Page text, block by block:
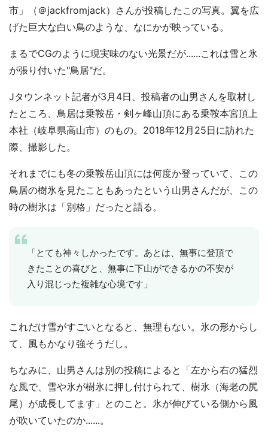
市」（＠jackfromjack）さんが投稿したこの写真。翼を広
げた巨大な白い鳥のような、なにかが映っている。
まるでCGのように現実味のない光景だが......これは雪と氷
が張り付いた"鳥居"だ。
Jタウンネット記者が3月4日、投稿者の山男さんを取材し
たところ、鳥居は乗鞍岳・剣ヶ峰山頂にある乗鞍本宮頂上
本社（岐阜県高山市）のもの。2018年12月25日に訪れた
際、撮影した。
それまでにも冬の乗鞍岳山頂には何度か登っていて、この
鳥居の樹氷を見たこともあったという山男さんだが、この
時の樹氷は「別格」だったと語る。
「とても神々しかったです。あとは、無事に登頂で
きたことの喜びと、無事に下山ができるかの不安が
入り混じった複雑な心境です」
これだけ雪がすごいとなると、無理もない。氷の形からし
て、風もかなり強そうだし。
ちなみに、山男さんは別の投稿によると「左から右の猛烈
な風で、雪や氷が樹氷に押し付けられて、樹氷（海老の尻
尾）が成長してます」とのこと。氷が伸びている側から風
が吹いていたのか......。